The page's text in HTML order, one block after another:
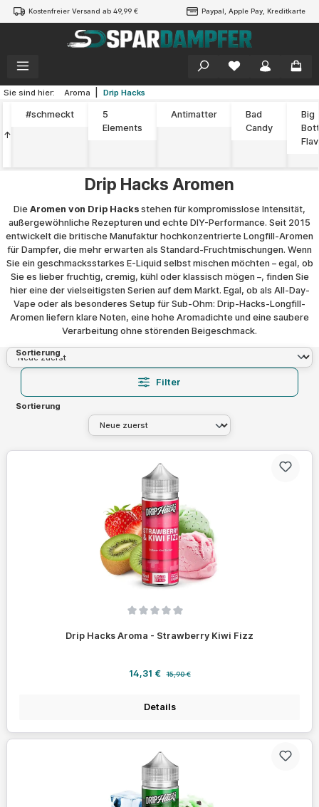
springen
Kostenfreier Versand ab 49,99 € Paypal, Apple Pay, Kreditkarte
Sie sind hier: Aroma Drip Hacks
↑
#schmeckt
5
Elements
Antimatter
Bad
Candy
Big
Drip Hacks Aromen
Die Aromen von Drip Hacks stehen für kompromisslose Intensität,
außergewöhnliche Rezepturen und echte DIY-Performance. Seit 2015
entwickelt die britische Manufaktur hochkonzentrierte Longfill-Aromen
für Dampfer, die mehr erwarten als Standard-Fruchtmischungen. Wenn
Sie ein geschmacksstarkes E-Liquid selbst mischen möchten – egal, ob
Sie es lieber fruchtig, cremig, kühl oder klassisch mögen –, finden Sie
hier eine der vielseitigsten Serien auf dem Markt. Egal, ob als All-Day-
Vape oder als besonderes Setup für Sub-Ohm: Drip-Hacks-Longfill-
Aromen liefern klare Noten, eine hohe Aromadichte und eine saubere
Verarbeitung ohne störenden Beigeschmack.
Sortierung
Filter
Sortierung
Drip Hacks Aroma - Strawberry Kiwi Fizz
Verkaufspreis:
14,31 € Regulärer Preis:
15,90 €
Details